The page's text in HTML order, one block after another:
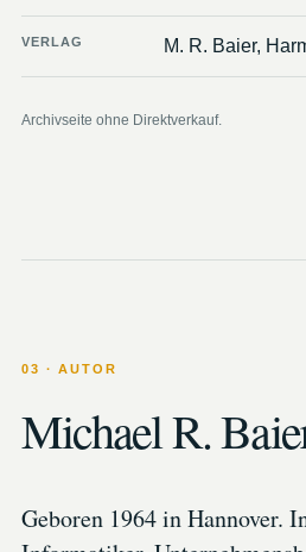
VERLAG M. R. Baier,
Archivseite ohne Direktverkauf.
03 · AUTOR
Michael R.
Geboren 1964 in Hannover.